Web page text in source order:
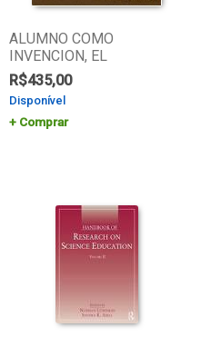
ALUMNO COMO
INVENCION, EL
R$435,00
Disponível
Comprar